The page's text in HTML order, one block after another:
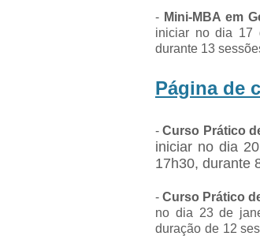
- Mini-MBA em
iniciar no dia 17
durante 13
Página de
-Curso Prático
iniciar no dia
17h30, durante
- Curso Prático
no dia 23 de
duração de 12